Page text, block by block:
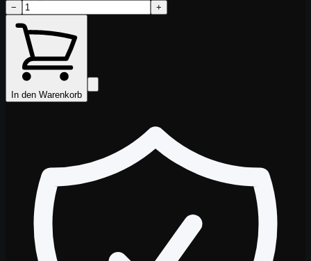
− +
In den Warenkorb